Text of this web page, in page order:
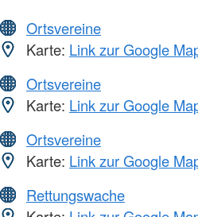
Ortsvereine
Karte: Link zur Google
Ortsvereine
Karte: Link zur Google
Ortsvereine
Karte: Link zur Google
Rettungswache